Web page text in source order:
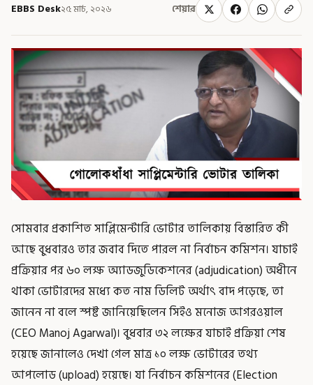
EBBS Desk২৫ মার্চ, ২০২৬ শেয়ার
সোমবার প্রকাশিত সাপ্লিমেন্টারি ভোটার তালিকায় বিস্তারিত কী
আছে বুধবারও তার জবাব দিতে পারল না নির্বাচন কমিশন। যাচাই
প্রক্রিয়ার পর ৬০ লক্ষ অ্যাডজুডিকেশনের (adjudication) অধীনে
থাকা ভোটারদের মধ্যে কত নাম ডিলিট অর্থাৎ বাদ পড়েছে, তা
জানেন না বলে স্পষ্ট জানিয়েছিলেন সিইও মনোজ আগরওয়াল
(CEO Manoj Agarwal)। বুধবার ৩২ লক্ষের যাচাই প্রক্রিয়া শেষ
হয়েছে জানালেও দেখা গেল মাত্র ১০ লক্ষ ভোটারের তথ্য
আপলোড (upload) হয়েছে। যা নির্বাচন কমিশনের (Election